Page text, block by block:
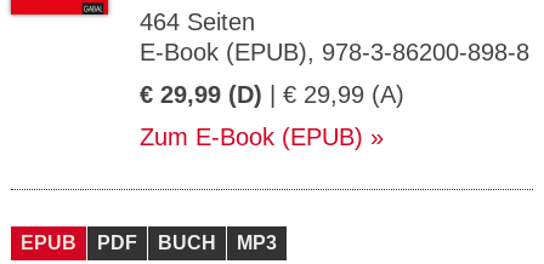
464 Seiten
E-Book (EPUB), 978-3-86200-898-8
€ 29,99 (D) | € 29,99 (A)
Zum E-Book (EPUB)
EPUB PDF BUCH MP3